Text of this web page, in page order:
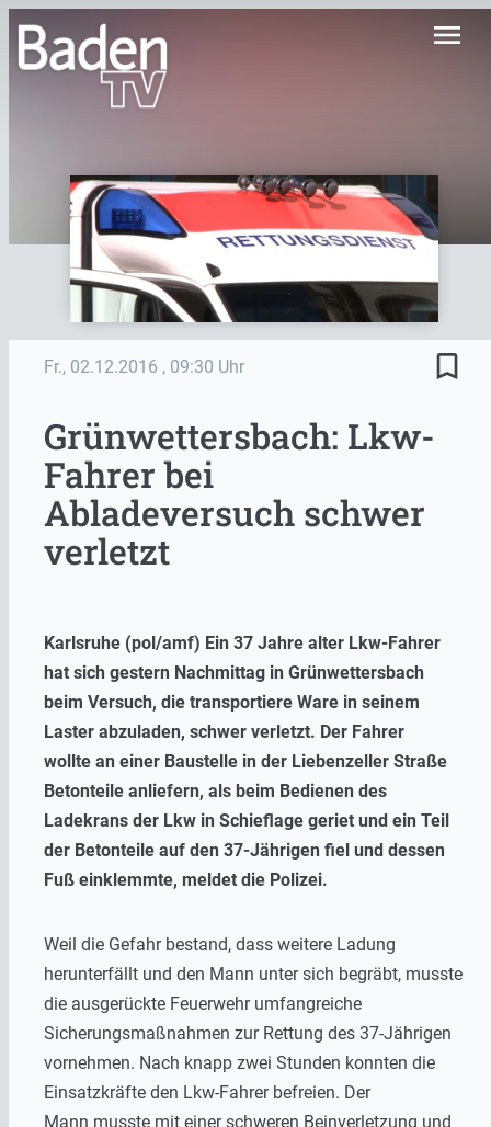
menu
Fr., 02.12.2016 , 09:30 Uhr bookmark_border
Grünwettersbach: Lkw-
Fahrer bei
Abladeversuch schwer
verletzt
Karlsruhe (pol/amf) Ein 37 Jahre alter Lkw-Fahrer
hat sich gestern Nachmittag in Grünwettersbach
beim Versuch, die transportiere Ware in seinem
Laster abzuladen, schwer verletzt. Der Fahrer
wollte an einer Baustelle in der Liebenzeller Straße
Betonteile anliefern, als beim Bedienen des
Ladekrans der Lkw in Schieflage geriet und ein Teil
der Betonteile auf den 37-Jährigen fiel und dessen
Fuß einklemmte, meldet die Polizei.
Weil die Gefahr bestand, dass weitere Ladung
herunterfällt und den Mann unter sich begräbt, musste
die ausgerückte Feuerwehr umfangreiche
Sicherungsmaßnahmen zur Rettung des 37-Jährigen
vornehmen. Nach knapp zwei Stunden konnten die
Einsatzkräfte den Lkw-Fahrer befreien. Der
Mann musste mit einer schweren Beinverletzung und